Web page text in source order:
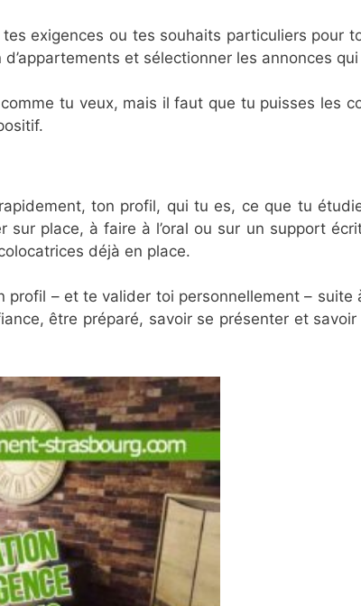
exigences ou tes souhaits particuliers pour
et sélectionner les annonces
tu veux, mais il faut que tu puisses les
ton profil, qui tu es, ce que tu
place, à faire à l’oral ou sur un support
déjà en place.
– et te valider toi personnellement – suite
être préparé, savoir se présenter et